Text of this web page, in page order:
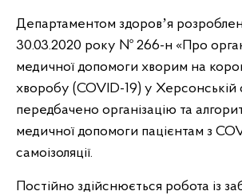
Департаментом здоровʼя
30.03.2020 року № 266-н «Про
медичної допомоги хворим на
хворобу (COVID-19) у Херсонській
передбачено організацію та
медичної допомоги пацієнтам з
самоізоляції.
Постійно здійснюється робота із